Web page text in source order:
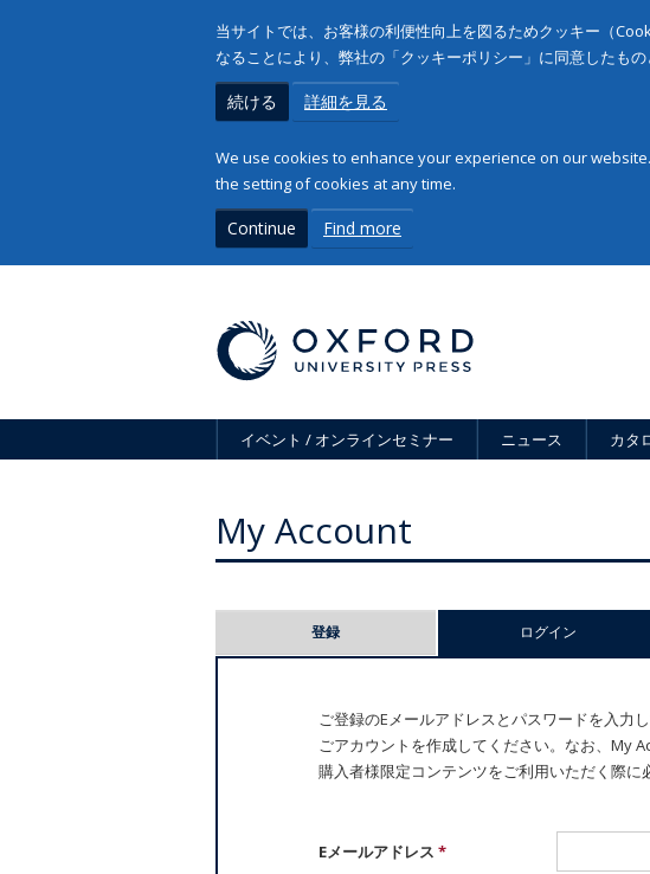
当サイトでは、お客様の利便性向上を図るためクッキー（
なることにより、弊社の「クッキーポリシー」に同意したも
続ける 詳細を見る
We use cookies to enhance your experience on our
the setting of cookies at any time.
Continue Find more
イベント / オンラインセミナー ニュース カタ
My Account
登録 ログイン
ご登録のEメールアドレスとパスワードを入力
ごアカウントを作成してください。なお、My
購入者様限定コンテンツをご利用いただく際に
Eメールアドレス*